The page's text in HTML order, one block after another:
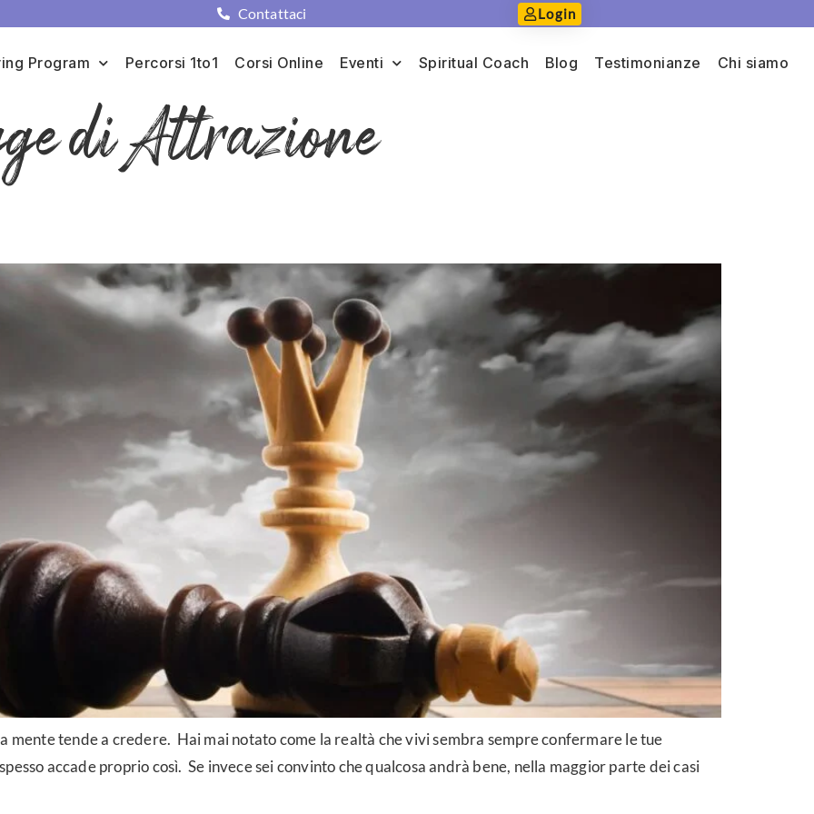
Contattaci Login
Program Percorsi 1to1 Corsi Online Eventi Spiritual Coach Blog Testimonianze Chi siamo
di Attrazione
mente tende a credere. Hai mai notato come la realtà che vivi sembra sempre confermare le tue
accade proprio così. Se invece sei convinto che qualcosa andrà bene, nella maggior parte dei casi